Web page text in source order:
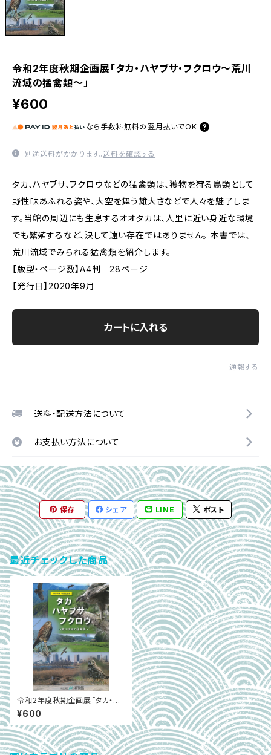
令和2年度秋期企画展「タカ・ハヤブサ・フクロウ～荒川
流域の猛禽類～」
¥600
なら 手数料無料の 翌月払いでOK
別途送料がかかります。送料を確認する
タカ、ハヤブサ、フクロウなどの猛禽類は、獲物を狩る鳥類として
野性味あふれる姿や、大空を舞う雄大さなどで人々を魅了しま
す。当館の周辺にも生息するオオタカは、人里に近い身近な環境
でも繁殖するなど、決して遠い存在ではありません。 本書では、
荒川流域でみられる猛禽類を紹介します。
【版型・ページ数】A4判 28ページ
【発行日】2020年9月
カートに入れる
通報する
送料・配送方法について
お支払い方法について
保存 シェア LINE ポスト
最近チェックした商品
令和2年度秋期企画展「タカ・ハ
ヤブサ・フクロウ～荒川流域の
猛禽類～」
¥600